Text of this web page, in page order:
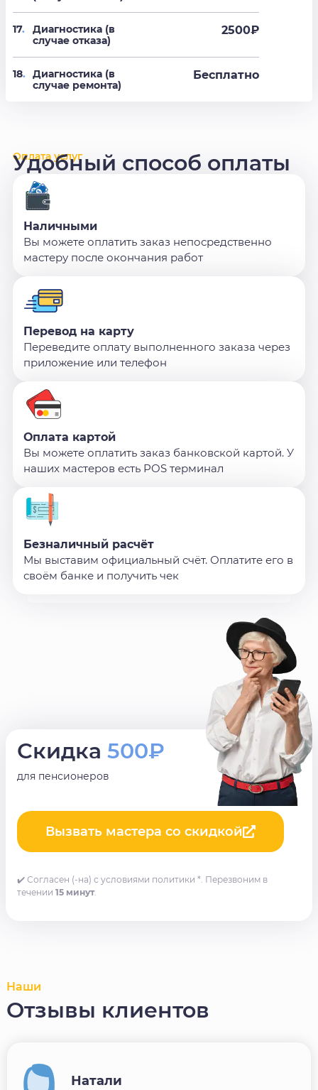
17.
Диагностика (в
случае отказа)
2500₽
18.
Диагностика (в
случае ремонта)
Бесплатно
Оплата услуг
Удобный способ оплаты
Наличными
Вы можете оплатить заказ непосредственно
мастеру после окончания работ
Перевод на карту
Переведите оплату выполненного заказа через
приложение или телефон
Оплата картой
Вы можете оплатить заказ банковской картой. У
наших мастеров есть POS терминал
Безналичный расчёт
Мы выставим официальный счёт. Оплатите его в
своём банке и получить чек
Скидка 500₽
для пенсионеров
Вызвать мастера со скидкой
✔️ Согласен (-на) с условиями политики *. Перезвоним в
течении 15 минут.
Наши
Отзывы клиентов
Натали